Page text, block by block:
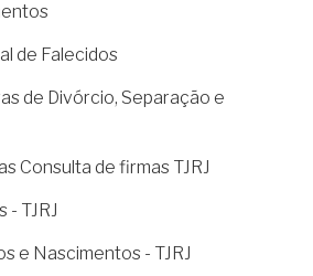
de Falecidos
de Divórcio, Separação e
Consulta de firmas TJRJ
- TJRJ
e Nascimentos - TJRJ